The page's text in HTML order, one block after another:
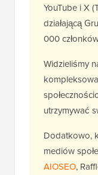
YouTube i X
działającą
000
Widzieliśmy
utrzymywać
Dodatkowo,
mediów
AIOSEO,